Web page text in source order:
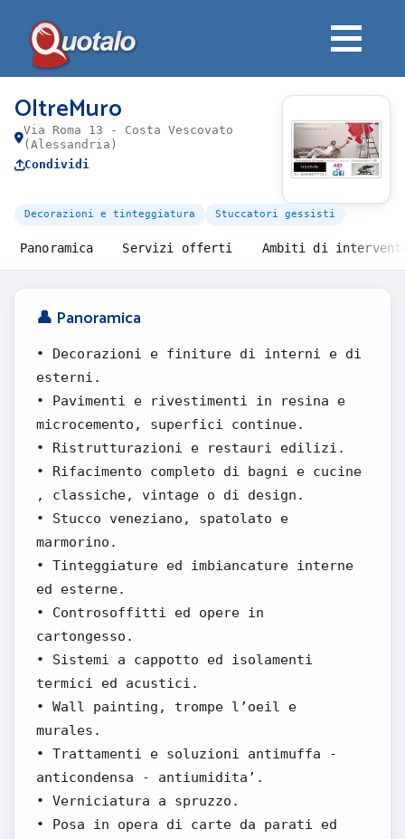
OltreMuro
Via Roma 13 - Costa Vescovato
(Alessandria)
Condividi
Decorazioni e tinteggiatura Stuccatori gessisti
Panoramica Servizi offerti Ambiti di
👤 Panoramica
• Decorazioni e finiture di interni e di
esterni.
• Pavimenti e rivestimenti in resina e
microcemento, superfici continue.
• Ristrutturazioni e restauri edilizi.
• Rifacimento completo di bagni e cucine
, classiche, vintage o di design.
• Stucco veneziano, spatolato e
marmorino.
• Tinteggiature ed imbiancature interne
ed esterne.
• Controsoffitti ed opere in
cartongesso.
• Sistemi a cappotto ed isolamenti
termici ed acustici.
• Wall painting, trompe l’oeil e
murales.
• Trattamenti e soluzioni antimuffa -
anticondensa - antiumidita’.
• Verniciatura a spruzzo.
• Posa in opera di carte da parati ed